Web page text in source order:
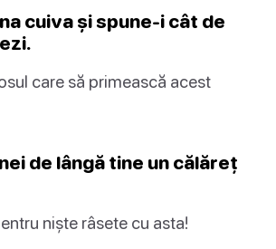
cuiva și spune-i cât de
care să primească acest
de lângă tine un călăreț
niște râsete cu asta!